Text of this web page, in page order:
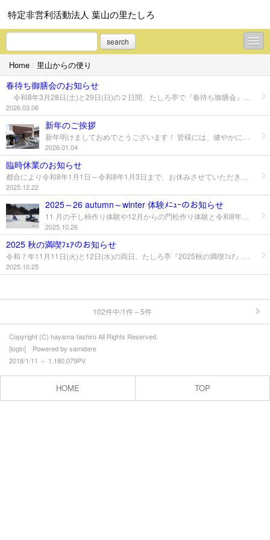
特定非営利活動法人 葉山の里たしろ
search
里山からの便り
里山レポート
里山体験｜プログラム
里山グルメ｜メニュー
里山キャンプ｜特長
里山宿泊｜施設案内
プロフィール
お問合せ
Home / 里山からの便り
春待ち御膳会のお知らせ
2026.03.06
新年のご挨拶
2026.01.04
臨時休業のお知らせ
2025.12.22
2025～26 autumn～winter 体験ﾒﾆｭｰのお知らせ
2025.10.26
2025 秋の満喫ﾌｪｱのお知らせ
2025.10.25
102件中/1件～5件
Copyright (C) hayama-tashiro All Rights Reserved.
[login] Powered by samidare
2018/1/11 ～ 1,180,079PV
HOME TOP